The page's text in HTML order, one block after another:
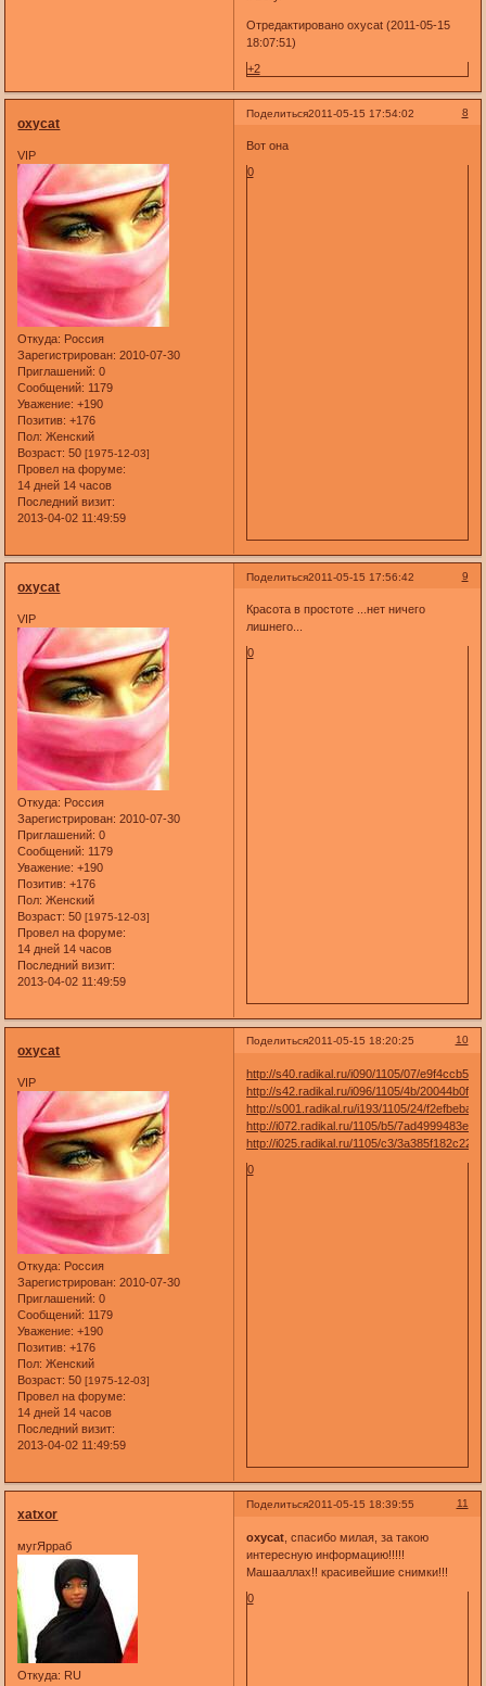
Отредактировано oxycat (2011-05-15
18:07:51)
+2
Поделиться 8
2011-05-15 17:54:02
oxycat
VIP
Откуда: Россия
Зарегистрирован: 2010-07-30
Приглашений: 0
Сообщений: 1179
Уважение: +190
Позитив: +176
Пол: Женский
Возраст: 50[1975-12-03]
Провел на форуме:
14 дней 14 часов
Последний визит:
2013-04-02 11:49:59
Вот она
0
Поделиться 9
2011-05-15 17:56:42
oxycat
VIP
Откуда: Россия
Зарегистрирован: 2010-07-30
Приглашений: 0
Сообщений: 1179
Уважение: +190
Позитив: +176
Пол: Женский
Возраст: 50[1975-12-03]
Провел на форуме:
14 дней 14 часов
Последний визит:
2013-04-02 11:49:59
Красота в простоте ...нет ничего
лишнего...
0
Поделиться 10
2011-05-15 18:20:25
oxycat
VIP
Откуда: Россия
Зарегистрирован: 2010-07-30
Приглашений: 0
Сообщений: 1179
Уважение: +190
Позитив: +176
Пол: Женский
Возраст: 50[1975-12-03]
Провел на форуме:
14 дней 14 часов
Последний визит:
2013-04-02 11:49:59
http://s40.radikal.ru/i090/1105/07/
http://s42.radikal.ru/i096/1105/4b/
http://s001.radikal.ru/i193/1105/24/
http://i072.radikal.ru/1105/b5/
http://i025.radikal.ru/1105/c3/
0
Поделиться 11
2011-05-15 18:39:55
xatxor
мугЯрраб
Откуда: RU
oxycat, спасибо милая, за такою
интересную информацию!!!!!
Машааллах!! красивейшие снимки!!!
0